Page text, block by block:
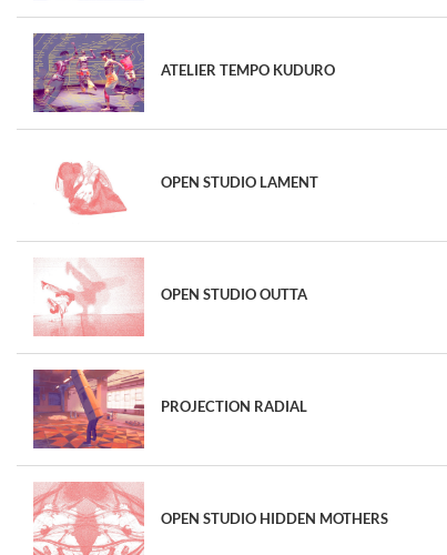
ATELIER TEMPO KUDURO
OPEN STUDIO LAMENT
OPEN STUDIO OUTTA
PROJECTION RADIAL
OPEN STUDIO HIDDEN MOTHERS